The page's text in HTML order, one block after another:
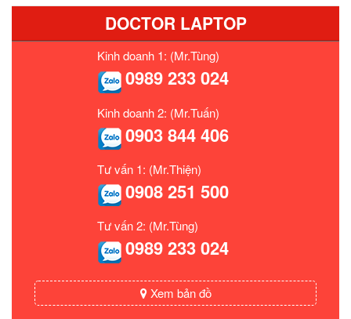
DOCTOR LAPTOP
Kinh doanh 1: (Mr.Tùng)
0989 233 024
Kinh doanh 2: (Mr.Tuấn)
0903 844 406
Tư vấn 1: (Mr.Thiện)
0908 251 500
Tư vấn 2: (Mr.Tùng)
0989 233 024
Xem bản đồ